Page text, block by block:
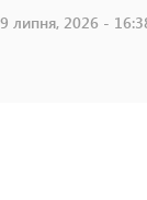
липня, 2026 -